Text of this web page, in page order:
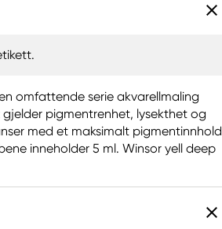
omfattende serie akvarellmaling
pigmentrenhet, lysekthet og
med et maksimalt pigmentinnhold
inneholder 5 ml. Winsor yell deep